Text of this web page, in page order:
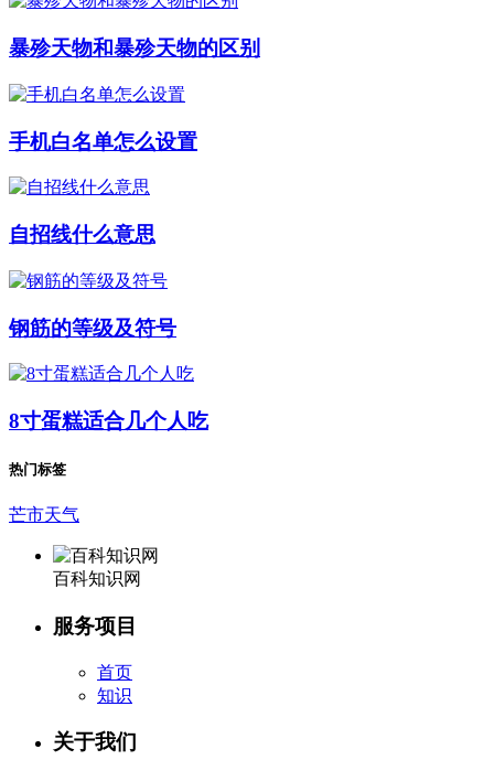
暴殄天物和暴殄天物的区别
手机白名单怎么设置
自招线什么意思
钢筋的等级及符号
8寸蛋糕适合几个人吃
热门标签
芒市天气
百科知识网
服务项目
首页
知识
关于我们